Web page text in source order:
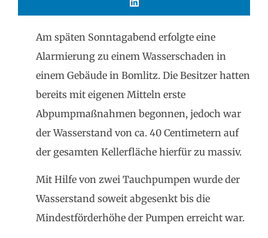
Am späten Sonntagabend erfolgte eine
Alarmierung zu einem Wasserschaden in
einem Gebäude in Bomlitz. Die Besitzer hatten
bereits mit eigenen Mitteln erste
Abpumpmaßnahmen begonnen, jedoch war
der Wasserstand von ca. 40 Centimetern auf
der gesamten Kellerfläche hierfür zu massiv.
Mit Hilfe von zwei Tauchpumpen wurde der
Wasserstand soweit abgesenkt bis die
Mindestförderhöhe der Pumpen erreicht war.